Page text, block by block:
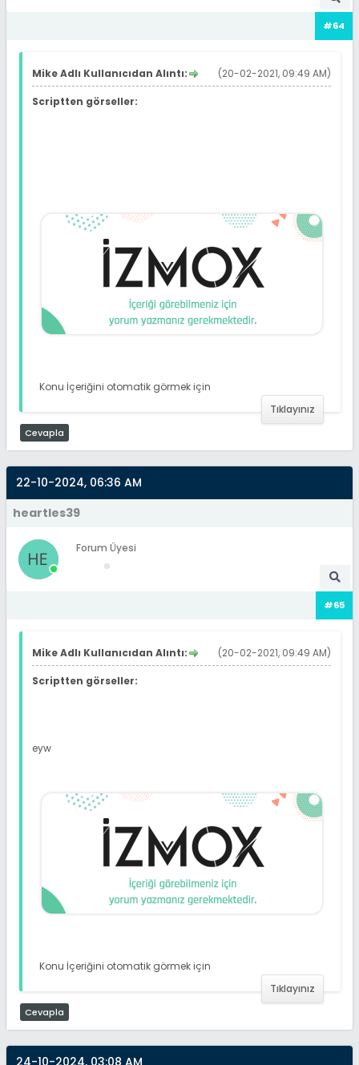
#64
(20-02-2021, 09:49 AM)
Mike Adlı Kullanıcıdan Alıntı:
Scriptten görseller:
Konu İçeriğini otomatik görmek için
Tıklayınız
Cevapla
22-10-2024, 06:36 AM
heartles39
Forum Üyesi
#65
(20-02-2021, 09:49 AM)
Mike Adlı Kullanıcıdan Alıntı:
Scriptten görseller:
eyw
Konu İçeriğini otomatik görmek için
Tıklayınız
Cevapla
24-10-2024, 03:08 AM